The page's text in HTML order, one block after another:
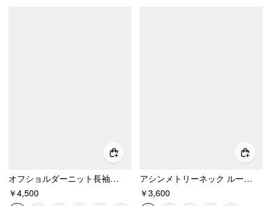
オフショルダーニット長袖トップス
￥4,500
アシンメトリーネック ルーシュド レタス トリム Tシャツ
￥3,600